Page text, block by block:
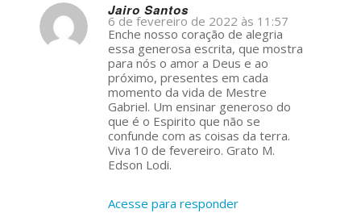
Jairo Santos
s
ays:
6 de fevereiro de 2022 às 11:57
Enche nosso coração de alegria
essa generosa escrita, que mostra
para nós o amor a Deus e ao
próximo, presentes em cada
momento da vida de Mestre
Gabriel. Um ensinar generoso do
que é o Espirito que não se
confunde com as coisas da terra.
Viva 10 de fevereiro. Grato M.
Edson Lodi.
Acesse para responder